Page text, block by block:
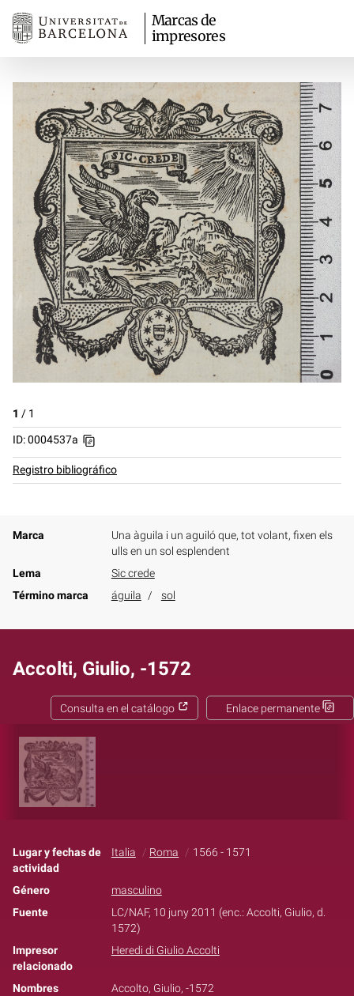
Marcas de
impresores
1 / 1
ID: 0004537a
Registro bibliográfico
Marca
Una àguila i un aguiló que, tot volant, fixen els
ulls en un sol esplendent
Lema
Sic crede
Término marca
águila sol
Accolti, Giulio, -1572
Enlace permanente
Consulta en el catálogo
Lugar y fechas de
actividad
Italia Roma 1566 - 1571
Género
masculino
Fuente
LC/NAF, 10 juny 2011 (enc.: Accolti, Giulio, d.
1572)
Impresor
relacionado
Heredi di Giulio Accolti
Nombres
Accolto, Giulio, -1572